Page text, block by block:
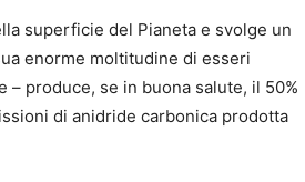
superficie del Pianeta e svolge un
enorme moltitudine di esseri
produce, se in buona salute, il 50%
di anidride carbonica prodotta